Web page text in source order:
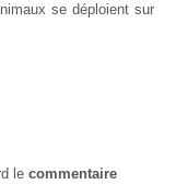
se déploient sur
le commentaire